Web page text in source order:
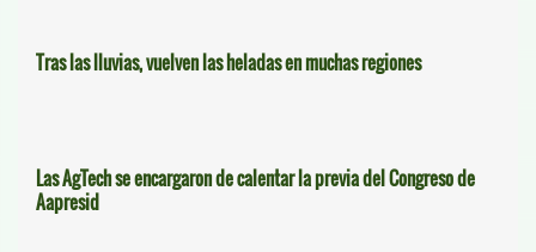
Tras las lluvias, vuelven las heladas en muchas regiones
Las AgTech se encargaron de calentar la previa del Congreso de
Aapresid